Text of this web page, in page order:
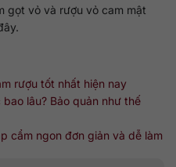
gọt vỏ và rượu vỏ cam mật
rượu tốt nhất hiện nay
lâu? Bảo quản như thế
cẩm ngon đơn giản và dễ làm